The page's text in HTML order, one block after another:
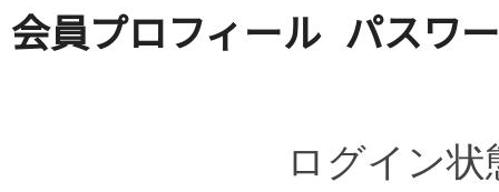
会員プロフィール パスワ
ログイン